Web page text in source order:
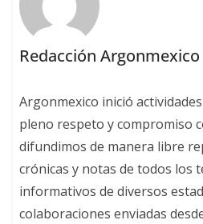
Redacción Argonmexico
Argonmexico inició
pleno respeto y compromiso
difundimos de manera libre
crónicas y notas de todos los
informativos de diversos
colaboraciones enviadas